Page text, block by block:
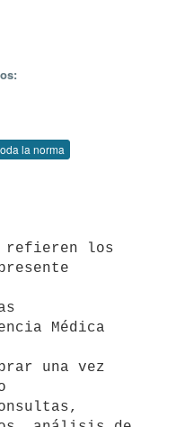
la norma
Médica
una vez